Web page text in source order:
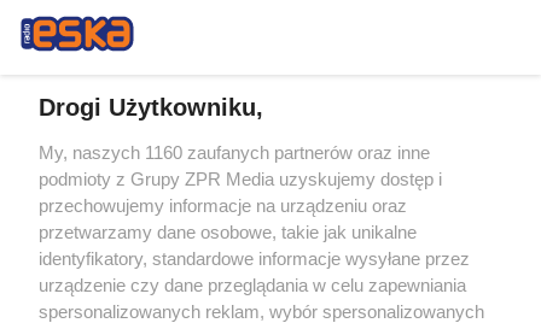
Żaden utwór zamieszczony w serwisie nie może być powielany i
rozpowszechniany lub dalej rozpowszechniany w jakikolwiek sposób (w
tym także elektroniczny lub mechaniczny) na jakimkolwiek polu
eksploatacji w jakiejkolwiek formie, włącznie z umieszczaniem w Internecie
bez pisemnej zgody właściciela praw. Jakiekolwiek użycie lub
wykorzystanie utworów w całości lub w części z naruszeniem prawa, tzn.
bez właściwej zgody, jest zabronione pod groźbą kary i może być ścigane
prawnie.
Drogi Użytkowniku,
My, naszych 1160 zaufanych partnerów oraz inne
podmioty z Grupy ZPR Media uzyskujemy dostęp i
przechowujemy informacje na urządzeniu oraz
przetwarzamy dane osobowe, takie jak unikalne
identyfikatory, standardowe informacje wysyłane przez
urządzenie czy dane przeglądania w celu zapewniania
spersonalizowanych reklam, wybór spersonalizowanych